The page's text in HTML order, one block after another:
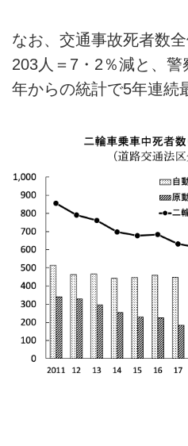
なお、交通事故死者数
203人＝7・2％減と、
年からの統計で5年連続